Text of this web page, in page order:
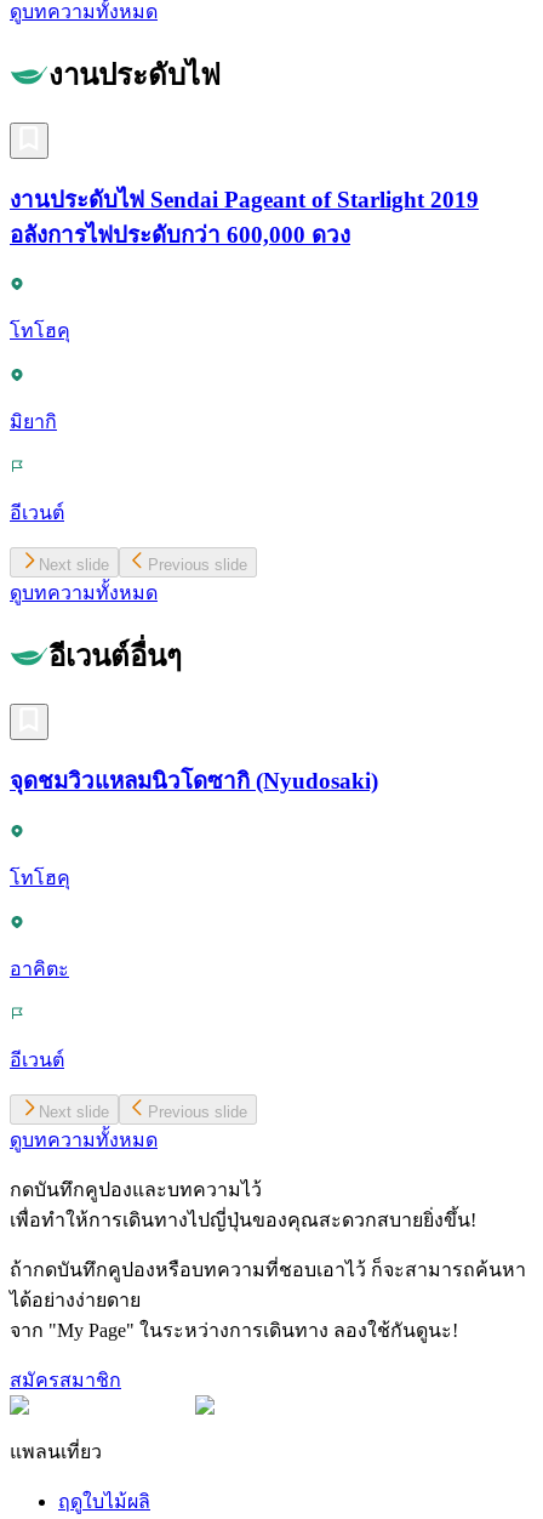
ดูบทความทั้งหมด
งานประดับไฟ
งานประดับไฟ Sendai Pageant of Starlight 2019
อลังการไฟประดับกว่า 600,000 ดวง
โทโฮคุ
มิยากิ
อีเวนต์
Next slide Previous slide
ดูบทความทั้งหมด
อีเวนต์อื่นๆ
จุดชมวิวแหลมนิวโดซากิ (Nyudosaki)
โทโฮคุ
อาคิตะ
อีเวนต์
Next slide Previous slide
ดูบทความทั้งหมด
กดบันทึกคูปองและบทความไว้
เพื่อทำให้การเดินทางไปญี่ปุ่นของคุณสะดวกสบายยิ่งขึ้น!
ถ้ากดบันทึกคูปองหรือบทความที่ชอบเอาไว้ ก็จะสามารถค้นหา
ได้อย่างง่ายดาย
จาก "My Page" ในระหว่างการเดินทาง ลองใช้กันดูนะ!
สมัครสมาชิก
แพลนเที่ยว
ฤดูใบไม้ผลิ